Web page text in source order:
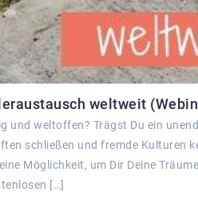
weltweit
und weltoffen? Trägst Du ein
schließen und fremde Kulturen
Möglichkeit, um Dir Deine
[…]